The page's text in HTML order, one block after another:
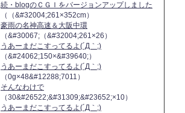
続・blogのＣＧＩをバージョンアップしました
（（&#32004;261×352cm）
豪雨の名神高速＆大阪中環
（&#30067;（&#32004;261×26）
うあーまだこすってるよ(´Д｀;)
（&#24062;150×&#39640;）
うあーまだこすってるよ(´Д｀;)
（0g×48&#12288;7011）
そんなわけで
（30&#26522;&#31309;&#23652;×10）
うあーまだこすってるよ(´Д｀;)